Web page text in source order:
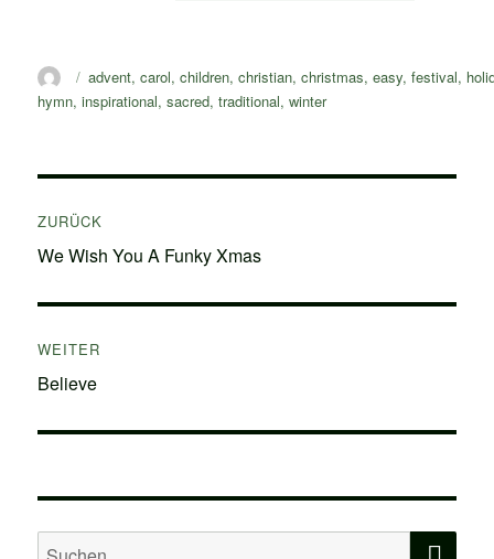
AutorSchlagwörter
advent,carol,children,christian,christmas,easy,festival,
hymn,inspirational,sacred,traditional,winter
ZURÜCK
Vorheriger
We Wish You A Funky Xmas
WEITER
Nächster
Believe
Suchen